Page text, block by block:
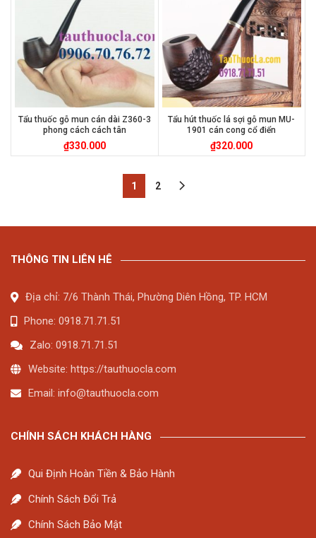
Tẩu thuốc gỗ mun cán dài Z360-3
phong cách cách tân
₫330.000
Tẩu hút thuốc lá sợi gỗ mun MU-
1901 cán cong cổ điển
₫320.000
1 2
THÔNG TIN LIÊN HÊ
Địa chỉ: 7/6 Thành Thái, Phường Diên Hồng, TP. HCM
Phone: 0918.71.71.51
Zalo: 0918.71.71.51
Website: https://tauthuocla.com
Email: info@tauthuocla.com
CHÍNH SÁCH KHÁCH HÀNG
Qui Định Hoàn Tiền & Bảo Hành
Chính Sách Đổi Trả
Chính Sách Bảo Mật